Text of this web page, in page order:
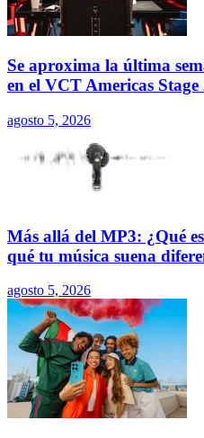
Se aproxima la última
en el VCT Americas Stage
agosto 5, 2026
Más allá del MP3: ¿Qué
qué tu música suena
agosto 5, 2026